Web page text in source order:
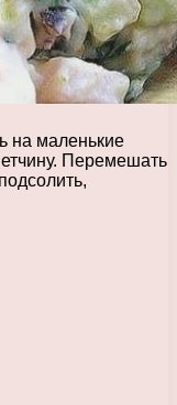
на маленькие
Перемешать